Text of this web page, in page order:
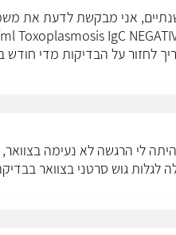
לחזור על הבדיקות מדי חודש
היתה לי הרגשה לא נעימה
לגלות גוש סרטני בצוואר